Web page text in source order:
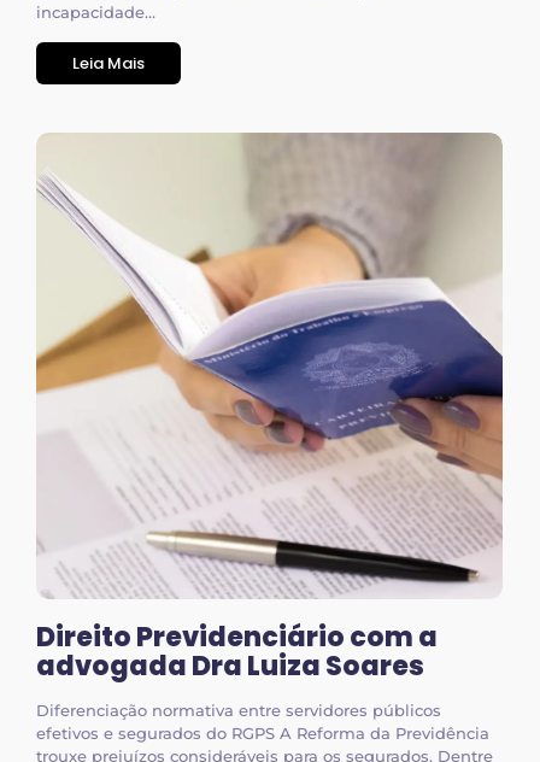
incapacidade...
Leia Mais
Direito Previdenciário com a
advogada Dra Luiza Soares
Diferenciação normativa entre servidores públicos
efetivos e segurados do RGPS A Reforma da Previdência
trouxe prejuízos consideráveis para os segurados. Dentre